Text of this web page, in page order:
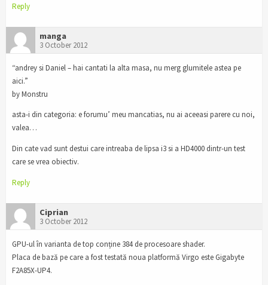
Reply
manga
3 October 2012
“andrey si Daniel – hai cantati la alta masa, nu merg glumitele astea pe
aici.”
by Monstru
asta-i din categoria: e forumu’ meu mancatias, nu ai aceeasi parere cu noi,
valea…
Din cate vad sunt destui care intreaba de lipsa i3 si a HD4000 dintr-un test
care se vrea obiectiv.
Reply
Ciprian
3 October 2012
GPU-ul în varianta de top conține 384 de procesoare shader.
Placa de bază pe care a fost testată noua platformă Virgo este Gigabyte
F2A85X-UP4.